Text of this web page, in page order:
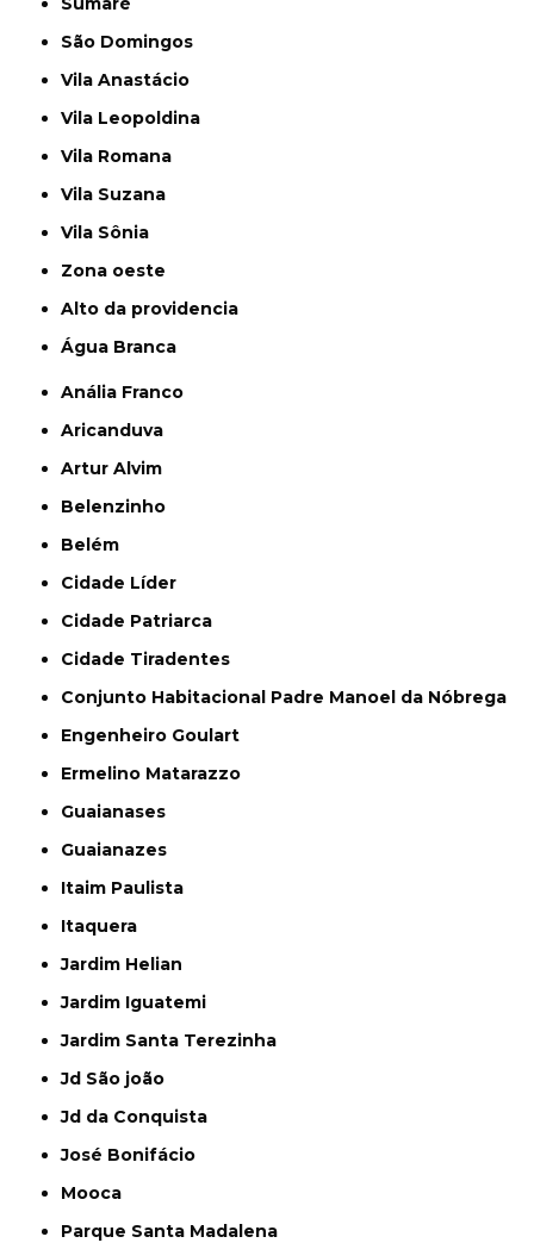
São Domingos
Vila Anastácio
Vila Leopoldina
Vila Romana
Vila Suzana
Vila Sônia
Zona oeste
alto da providencia
Água Branca
Anália Franco
Aricanduva
Artur Alvim
Belenzinho
Belém
Cidade Líder
Cidade Patriarca
Cidade Tiradentes
Conjunto Habitacional Padre Manoel da Nóbrega
Engenheiro Goulart
Ermelino Matarazzo
Guaianases
Guaianazes
Itaim Paulista
Itaquera
Jardim Helian
Jardim Iguatemi
Jardim Santa Terezinha
Jd São joão
Jd da Conquista
José Bonifácio
Mooca
Parque Santa Madalena